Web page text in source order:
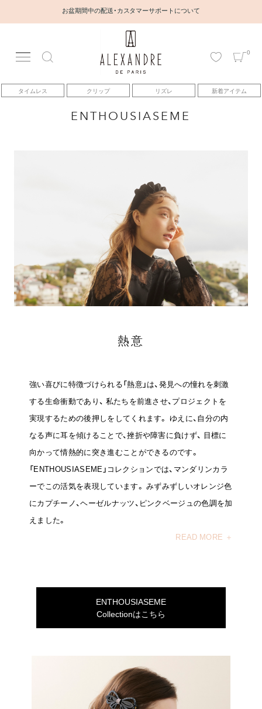
お盆期間中の配送・カスタマーサポートについて
0
タイムレス クリップ リズレ 新着アイテム
アカウント
アイテム
ヒストリー
クラフトマンシップ
お修理について
ENTHOUSIASEME
熱意
強い喜びに特徴づけられる「熱意」は、発見への憧れを刺激
する生命衝動であり、 私たちを前進させ、プロジェクトを
実現するための後押しをしてくれます。 ゆえに、自分の内
なる声に耳を傾けることで、挫折や障害に負けず、 目標に
向かって情熱的に突き進むことができるのです。
「ENTHOUSIASEME」コレクションでは、マンダリンカラ
ーでこの活気を表現しています。 みずみずしいオレンジ色
にカプチーノ、ヘーゼルナッツ、ピンクベージュの色調を加
えました。
READ MORE ＋
ENTHOUSIASEME
Collectionはこちら